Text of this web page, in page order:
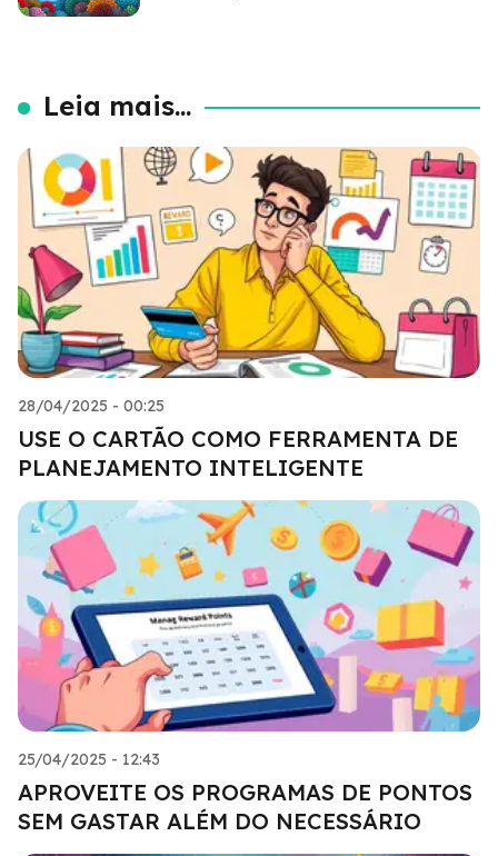
Leia mais...
28/04/2025 - 00:25
USE O CARTÃO COMO FERRAMENTA DE
PLANEJAMENTO INTELIGENTE
25/04/2025 - 12:43
APROVEITE OS PROGRAMAS DE PONTOS
SEM GASTAR ALÉM DO NECESSÁRIO